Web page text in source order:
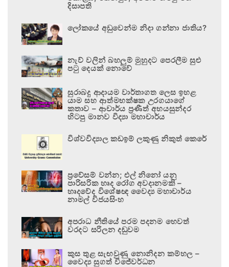
දිසාපති
ලෝකයේ අඩුවෙන්ම නිදා ගන්නා ජාතිය?
නැව් වලින් බහලුම් මුහුදට පෙරලීම සුළු
පටු දෙයක් නොවේ
සුරාබදු ආදායම වාර්තාගත ලෙස ඉහළ
යාම සහ ආත්මභක්ෂක උරගයාගේ
කතාව – ආචාර්ය ප්‍රණීත් අභයසුන්දර
හිටපු මානව විද්‍යා මහාචාර්ය
විශ්වවිද්‍යාල කඩඉම් ලකුණු නිකුත් කෙරේ
ප්‍රවේසම් වන්න; එල් නිනෝ යනු
පාරිසරික හෘද රෝග අවදානමකි –
හෘදවේද විශේෂඥ වෛද්‍ය මහාචාර්ය
නාමල් විජයසිංහ
අපරාධ නීතියේ පරම පදනම හෙවත්
වරදට සරිලන දඬුවම
කුස තුළ සැඟවුණු නොනිදන කම්හල –
වෛද්‍ය සුගත් විජේවර්ධන